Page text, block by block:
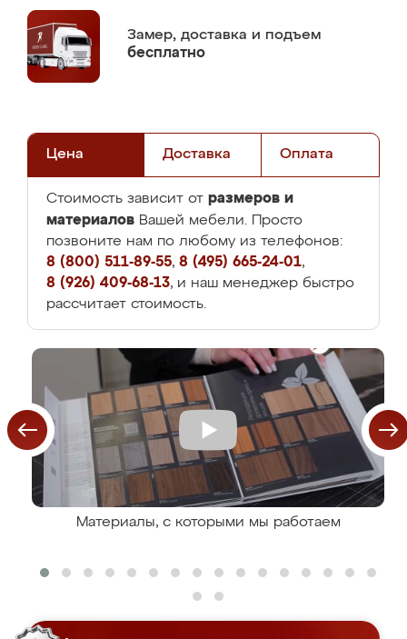
Замер, доставка и подъем
бесплатно
Цена Доставка Оплата
Стоимость зависит от размеров и
материалов Вашей мебели. Просто
позвоните нам по любому из телефонов:
8 (800) 511-89-55, 8 (495) 665-24-01,
8 (926) 409-68-13, и наш менеджер быстро
рассчитает стоимость.
Материалы, с которыми мы работаем